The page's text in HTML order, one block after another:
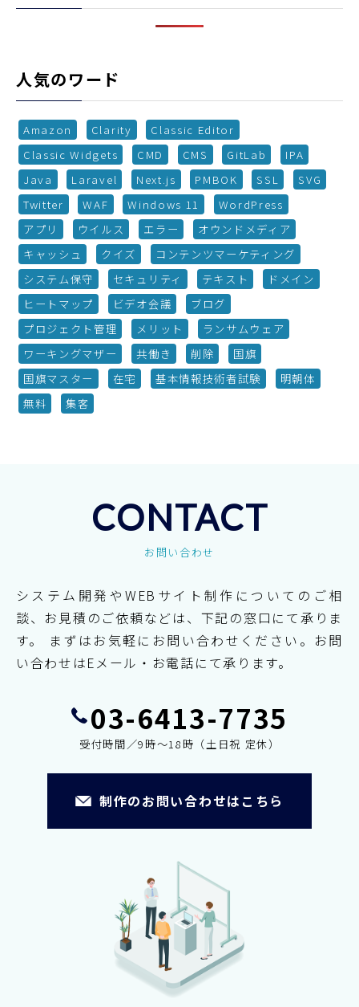
人気のワード
Amazon Clarity
Classic Editor
Classic Widgets
CMD CMS GitLab
IPA
Java
Laravel Next.js PMBOK SSL
SVG
Twitter
WAF Windows 11
WordPress
アプリ
ウイルス エラー
オウンドメディア
キャッシュ
クイズ
コンテンツマーケティング
システム保守
セキュリティ テキスト
ドメイン
ヒートマップ
ビデオ会議
ブログ
プロジェクト管理
メリット
ランサムウェア
ワーキングマザー
共働き 削除
国旗
国旗マスター
在宅 基本情報技術者試験
明朝体
無料
集客
CONTACT
お問い合わせ
システム開発やWEBサイト制作についてのご相
談、お見積のご依頼などは、下記の窓口にて承りま
す。
まずはお気軽にお問い合わせください。お問
い合わせはEメール・お電話にて承ります。
03-6413-7735
受付時間／9時～18時（土日祝 定休）
制作のお問い合わせはこちら